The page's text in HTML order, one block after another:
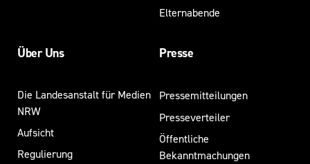
Elternabende
Über Uns
Die Landesanstalt für Medien
NRW
Aufsicht
Regulierung
Presse
Pressemitteilungen
Presseverteiler
Öffentliche
Bekanntmachungen